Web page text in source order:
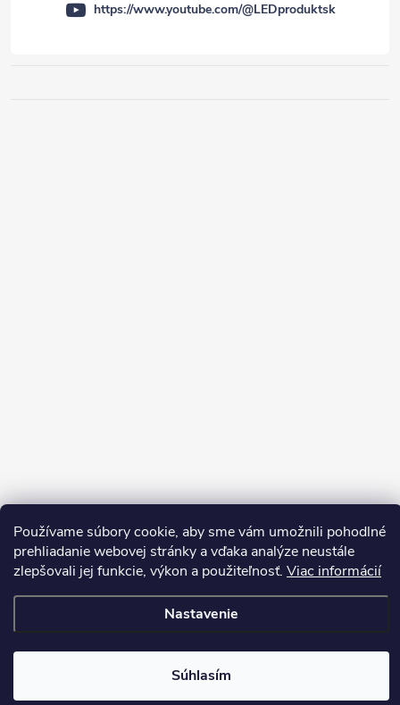
Používame súbory cookie, aby sme vám umožnili pohodlné
prehliadanie webovej stránky a vďaka analýze neustále
zlepšovali jej funkcie, výkon a použiteľnosť. Viac informácií
Nastavenie
Súhlasím
Sledovať na Instagrame
https://www.youtube.com/@LEDproduktsk
Vytvoril Shoptet Premium
Copyright 2026LEDprodukt.sk. Všetky práva vyhradené.